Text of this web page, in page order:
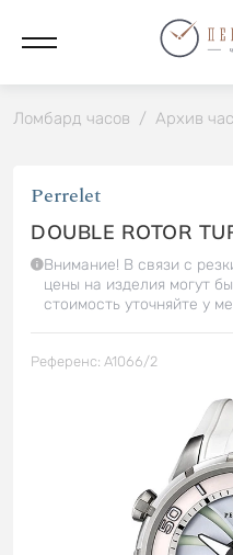
Ломбард часов / Архив
Perrelet
DOUBLE ROTOR
Внимание! В связи с
цены на изделия могут
стоимость уточняйте у
Референс: A1066/2